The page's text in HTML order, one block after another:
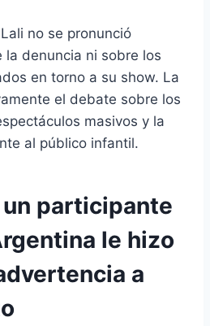
no se pronunció
la denuncia ni sobre los
en torno a su show. La
el debate sobre los
masivos y la
al público infantil.
un participante
le hizo
a